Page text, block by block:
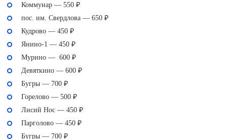
Коммунар — 550 ₽
пос. им. Свердлова — 650 ₽
Кудрово — 450 ₽
Янино-1 — 450 ₽
Мурино — 600 ₽
Девяткино — 600 ₽
Бугры — 700 ₽
Горелово — 500 ₽
Лисий Нос — 450 ₽
Парголово — 450 ₽
Бугры — 700 ₽